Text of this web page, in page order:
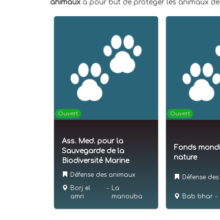
animaux a pour but de protéger les animaux
Ouvert
Ass. Med. pour la
Sauvegarde de la
Biodiversité Marine
Défense des animaux
Borj el
amri
- La
manouba
Ouvert
Fonds
nature
Défense
Bab bhar -